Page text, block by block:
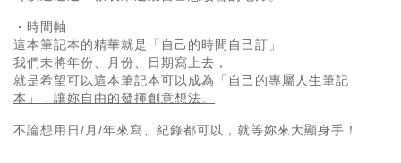
・時間軸
這本筆記本的精華就是「自己的時間自己訂」
我們未將年份、月份、日期寫上去，
就是希望可以這本筆記本可以成為「自己的專屬人生筆記
本」， 讓妳自由的發揮創意想法。
不論想用日/月/年來寫、紀錄都可以，就等妳來大顯身手！